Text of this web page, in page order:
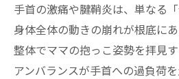
手首の激痛や腱鞘炎は、単なる
身体全体の動きの崩れが根底に
整体でママの抱っこ姿勢を拝見
アンバランスが手首への過負荷